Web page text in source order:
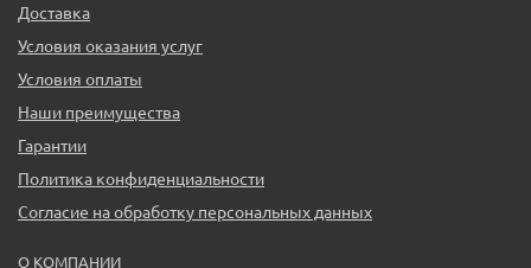
Доставка
Условия оказания услуг
Условия оплаты
Наши преимущества
Гарантии
Политика конфиденциальности
Согласие на обработку персональных данных
О КОМПАНИИ